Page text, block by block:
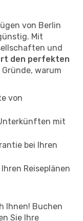
von Berlin
Mit
und
den perfekten
warum
von
mit
bei Ihren
Reiseplänen
Ihnen! Buchen
Sie Ihre